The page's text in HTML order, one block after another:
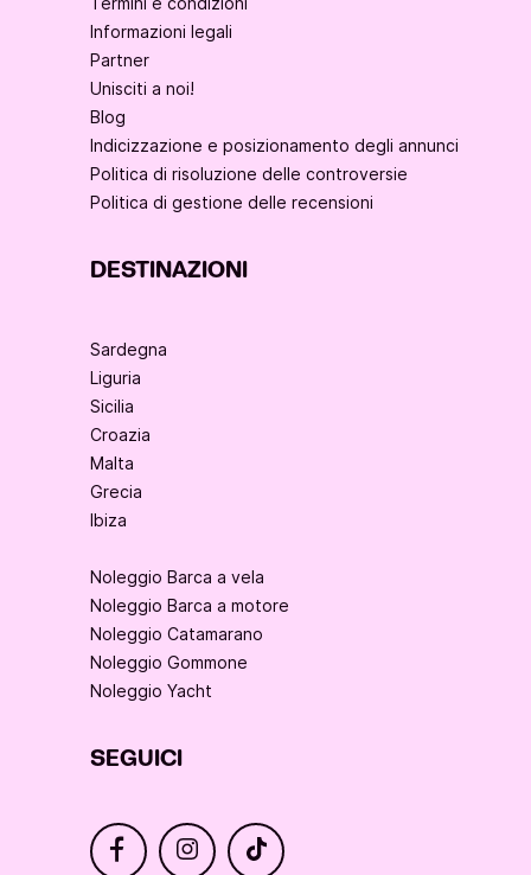
Informazioni legali
Partner
Unisciti a noi!
Blog
Indicizzazione e posizionamento degli annunci
Politica di risoluzione delle controversie
Politica di gestione delle recensioni
DESTINAZIONI
Sardegna
Liguria
Sicilia
Croazia
Malta
Grecia
Ibiza
Noleggio Barca a vela
Noleggio Barca a motore
Noleggio Catamarano
Noleggio Gommone
Noleggio Yacht
SEGUICI